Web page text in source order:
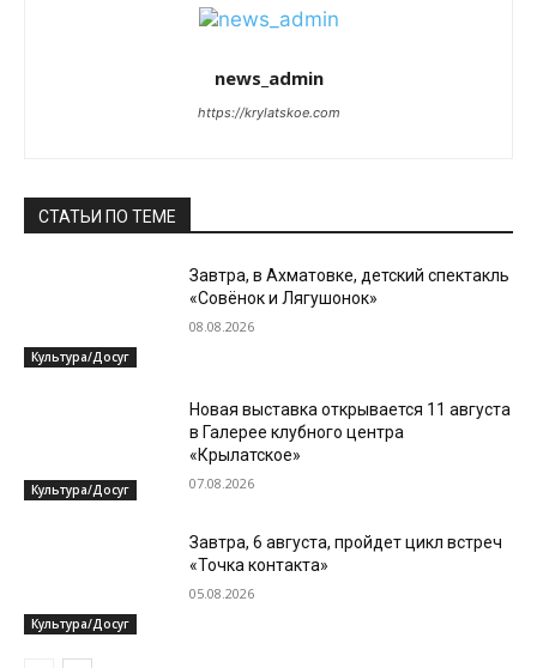
news_admin
https://krylatskoe.com
СТАТЬИ ПО ТЕМЕ
Культура/Досуг
Завтра, в Ахматовке, детский спектакль
«Совёнок и Лягушонок»
08.08.2026
Культура/Досуг
Новая выставка открывается 11 августа
в Галерее клубного центра
«Крылатское»
07.08.2026
Культура/Досуг
Завтра, 6 августа, пройдет цикл встреч
«Точка контакта»
05.08.2026